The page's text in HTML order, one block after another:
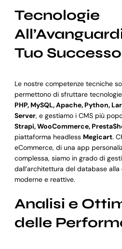
Tecnologie
Tuo Successo
Le nostre competenze tecniche
permettono di sfruttare
PHP, MySQL, Apache, Python,
Server, e gestiamo i CMS più
Strapi, WooCommerce,
piattaforma headless Megicart.
eCommerce, di una app
complessa, siamo in grado di
dall’architettura del database
moderne e reattive.
Analisi e
delle